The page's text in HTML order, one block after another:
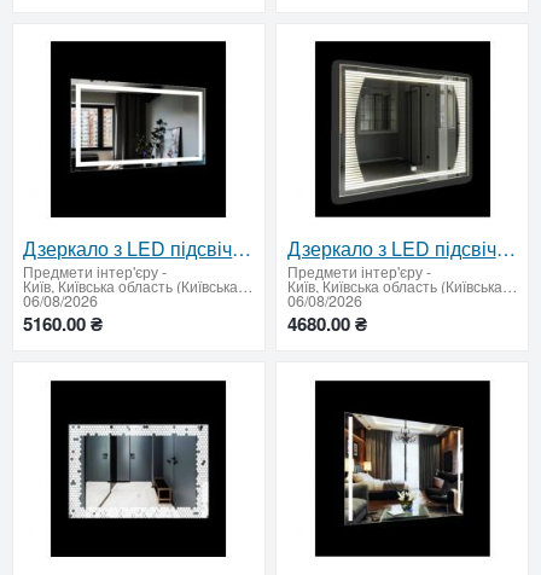
Дзеркало з LED підсвічуванням та сенсорним вимикачем700 х 1200 мм.
Предмети інтер'єру-
Київ, Київська область (Київська область - продати купити)
06/08/2026
5160.00 ₴
Дзеркало з LED підсвічуванням та сенсорным вимикачем 700 x 900 мм.
Предмети інтер'єру-
Київ, Київська область (Київська область - продати купити)
06/08/2026
4680.00 ₴